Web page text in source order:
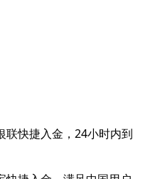
联快捷入金，24小时内到